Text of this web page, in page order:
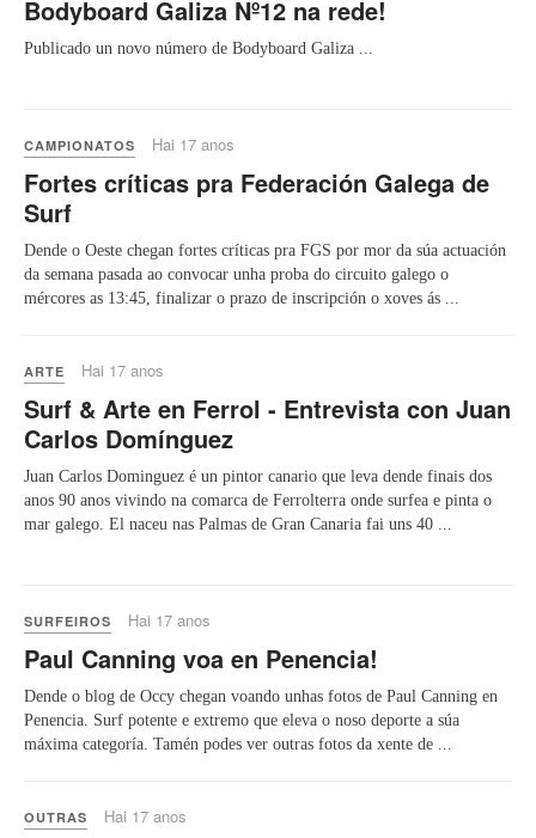
Bodyboard Galiza Nº12 na rede!
Publicado un novo número de Bodyboard Galiza ...
CAMPIONATOS Hai 17 anos
Fortes críticas pra Federación Galega de
Surf
Dende o Oeste chegan fortes críticas pra FGS por mor da súa actuación
da semana pasada ao convocar unha proba do circuito galego o
mércores as 13:45, finalizar o prazo de inscripción o xoves ás ...
ARTE Hai 17 anos
Surf & Arte en Ferrol - Entrevista con Juan
Carlos Domínguez
Juan Carlos Dominguez é un pintor canario que leva dende finais dos
anos 90 anos vivindo na comarca de Ferrolterra onde surfea e pinta o
mar galego. El naceu nas Palmas de Gran Canaria fai uns 40 ...
SURFEIROS Hai 17 anos
Paul Canning voa en Penencia!
Dende o blog de Occy chegan voando unhas fotos de Paul Canning en
Penencia. Surf potente e extremo que eleva o noso deporte a súa
máxima categoría. Tamén podes ver outras fotos da xente de ...
OUTRAS Hai 17 anos